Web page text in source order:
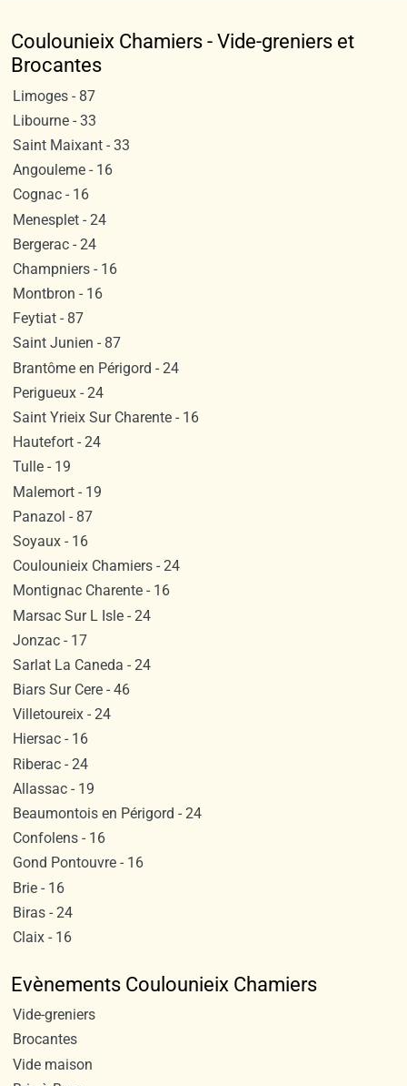
Coulounieix Chamiers - Vide-greniers et
Brocantes
Limoges - 87
Libourne - 33
Saint Maixant - 33
Angouleme - 16
Cognac - 16
Menesplet - 24
Bergerac - 24
Champniers - 16
Montbron - 16
Feytiat - 87
Saint Junien - 87
Brantôme en Périgord - 24
Perigueux - 24
Saint Yrieix Sur Charente - 16
Hautefort - 24
Tulle - 19
Malemort - 19
Panazol - 87
Soyaux - 16
Coulounieix Chamiers - 24
Montignac Charente - 16
Marsac Sur L Isle - 24
Jonzac - 17
Sarlat La Caneda - 24
Biars Sur Cere - 46
Villetoureix - 24
Hiersac - 16
Riberac - 24
Allassac - 19
Beaumontois en Périgord - 24
Confolens - 16
Gond Pontouvre - 16
Brie - 16
Biras - 24
Claix - 16
Evènements Coulounieix Chamiers
Vide-greniers
Brocantes
Vide maison